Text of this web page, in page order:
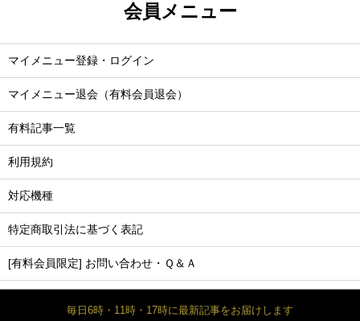
会員メニュー
マイメニュー登録・ログイン
マイメニュー退会（有料会員退会）
有料記事一覧
利用規約
対応機種
特定商取引法に基づく表記
[有料会員限定] お問い合わせ・Ｑ＆Ａ
毎日6時・11時・17時に最新記事をお届けします